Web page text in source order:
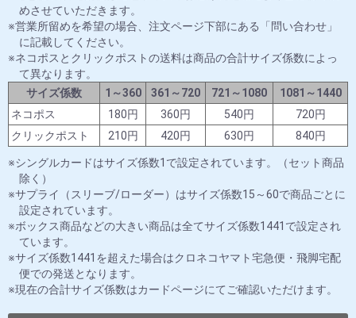
めさせていただきます。
営業所留めを希望の場合、注文ページ下部にある「問い合わせ」
に記載してください。
ネコポスとクリックポストの送料は商品の合計サイズ係数によっ
て異なります。
サイズ係数
1～360 361～720 721～1080
1081～1440
ネコポス
180円 360円 540円
720円
クリックポスト
210円 420円 630円 840円
シングルカードはサイズ係数1で設定されています。（セット商品
除く）
サプライ（スリーブ/ローダー）はサイズ係数15～60で商品ごとに
設定されています。
ボックス商品などの大きい商品は全てサイズ係数1441で設定され
ています。
サイズ係数1441を超えた場合はクロネコヤマト宅急便・飛脚宅配
便での発送となります。
現在の合計サイズ係数はカードページにてご確認いただけます。